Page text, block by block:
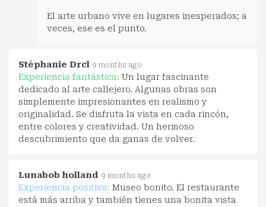
El arte urbano vive en lugares inesperados; a
veces, ese es el punto.
Stéphanie Drcl 9 months ago
Experiencia fantástica: Un lugar fascinante
dedicado al arte callejero. Algunas obras son
simplemente impresionantes en realismo y
originalidad. Se disfruta la vista en cada rincón,
entre colores y creatividad. Un hermoso
descubrimiento que da ganas de volver.
Lunabob holland 9 months ago
Experiencia positiva: Museo bonito. El restaurante
está más arriba y también tienes una bonita vista